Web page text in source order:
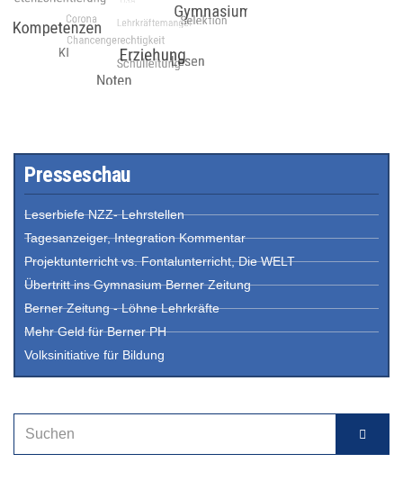
Presseschau
Leserbiefe NZZ- Lehrstellen
Tagesanzeiger, Integration Kommentar
Projektunterricht vs. Fontalunterricht, Die WELT
Übertritt ins Gymnasium Berner Zeitung
Berner Zeitung - Löhne Lehrkräfte
Mehr Geld für Berner PH
Volksinitiative für Bildung